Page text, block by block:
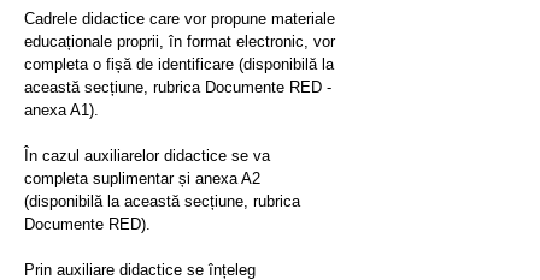
Cadrele didactice care vor propune materiale
educaționale proprii, în format electronic, vor
completa o fișă de identificare (disponibilă la
această secțiune, rubrica Documente RED -
anexa A1).
În cazul auxiliarelor didactice se va
completa suplimentar și anexa A2
(disponibilă la această secțiune, rubrica
Documente RED).
Prin auxiliare didactice se înțeleg